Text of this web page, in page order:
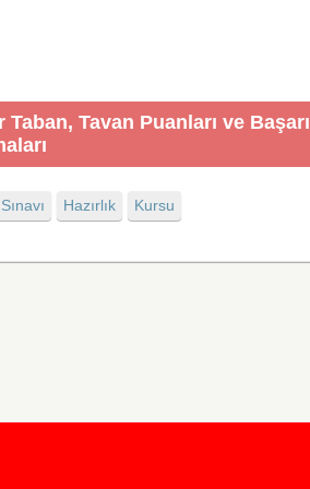
Tavan Puanları ve Başarı
Sınavı Hazırlık Kursu